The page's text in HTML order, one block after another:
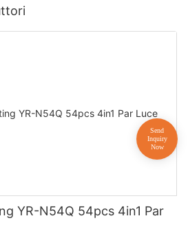
YR-N54Q 54pcs 4in1 Par